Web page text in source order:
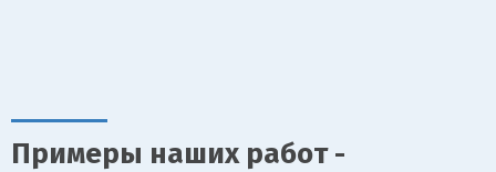
Примеры наших работ -